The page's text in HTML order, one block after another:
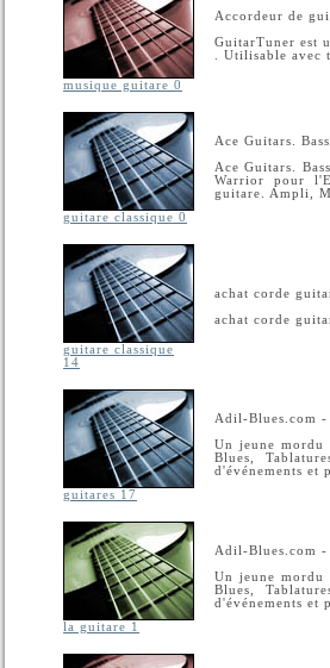
musique guitare 0
Accordeur de
GuitarTuner est
. Utilisable
guitare classique 0
Ace Guitars.
Ace Guitars.
Warrior pour
guitare. Ampli,
guitare classique
14
achat corde
achat corde
guitares 17
Adil-Blues.com
Un jeune mordu
Blues,
d'événements et
la guitare 1
Adil-Blues.com
Un jeune mordu
Blues,
d'événements et